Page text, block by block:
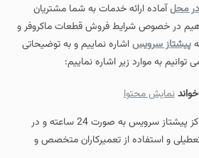
در محلآماده ارائه خدمات به شما مشتریان
در خصوص شرایط فروش قطعات ماکروفر و
پیشتاز سرویساشاره نماییم و به توضیحاتی
به موارد زیر اشاره نماییم:
نمایش محتوا
خدمات ارائه شده در مراکز پیشتاز سرویس به صورت 24 ساعته و در
و استفاده از تعمیرکاران متخصص و